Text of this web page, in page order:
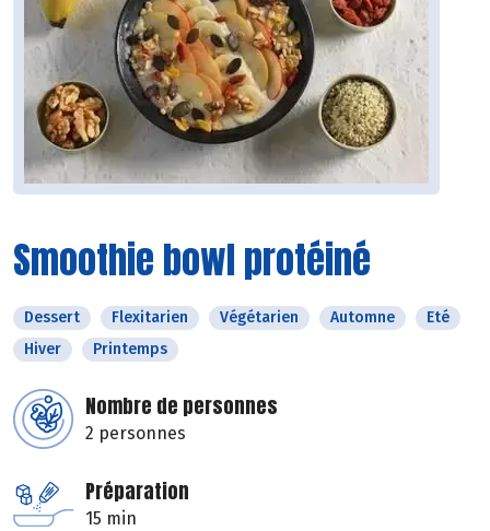
Smoothie bowl protéiné
Dessert Flexitarien Végétarien Automne
Eté
Hiver
Printemps
Nombre de personnes
2 personnes
Préparation
15 min